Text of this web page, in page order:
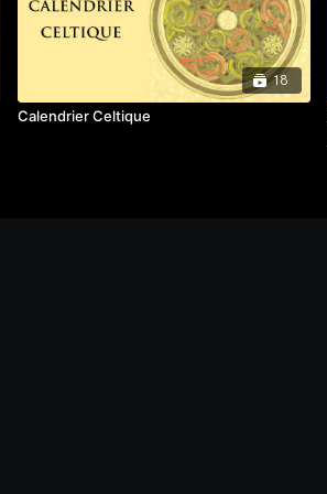
d-angleterre?category_id=109475
18
Calendrier Celtique